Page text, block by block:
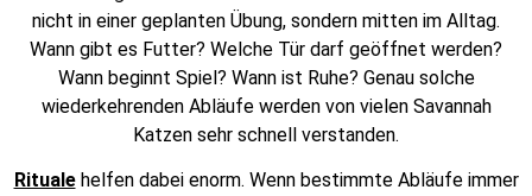
nicht in einer geplanten Übung, sondern mitten im Alltag.
Wann gibt es Futter? Welche Tür darf geöffnet werden?
Wann beginnt Spiel? Wann ist Ruhe? Genau solche
wiederkehrenden Abläufe werden von vielen Savannah
Katzen sehr schnell verstanden.
Ritualehelfen dabei enorm. Wenn bestimmte Abläufe immer